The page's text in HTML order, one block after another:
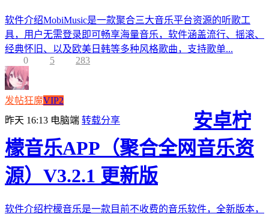
软件介绍MobiMusic是一款聚合三大音乐平台资源的听歌工
具，用户无需登录即可畅享海量音乐，软件涵盖流行、摇滚、
经典怀旧、以及欧美日韩等多种风格歌曲，支持歌单...
0
5 283
发帖狂魔VIP2
昨天 16:13 电脑端 转载分享
安卓柠
檬音乐APP（聚合全网音乐资
源）V3.2.1 更新版
软件介绍柠檬音乐是一款目前不收费的音乐软件，全新版本，